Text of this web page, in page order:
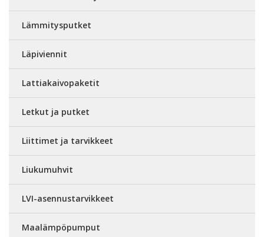
Lämmitysputket
Läpiviennit
Lattiakaivopaketit
Letkut ja putket
Liittimet ja tarvikkeet
Liukumuhvit
LVI-asennustarvikkeet
Maalämpöpumput